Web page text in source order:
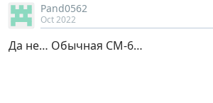
Pand0562
Oct 2022
Да не… Обычная СМ-6…